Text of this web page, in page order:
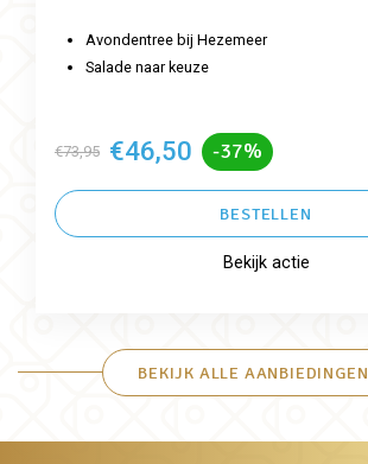
Avondentree bij Hezemeer
Salade naar keuze
€73,95 €46,50 -37%
BESTELLEN
Bekijk actie
BEKIJK ALLE AANBIEDINGEN